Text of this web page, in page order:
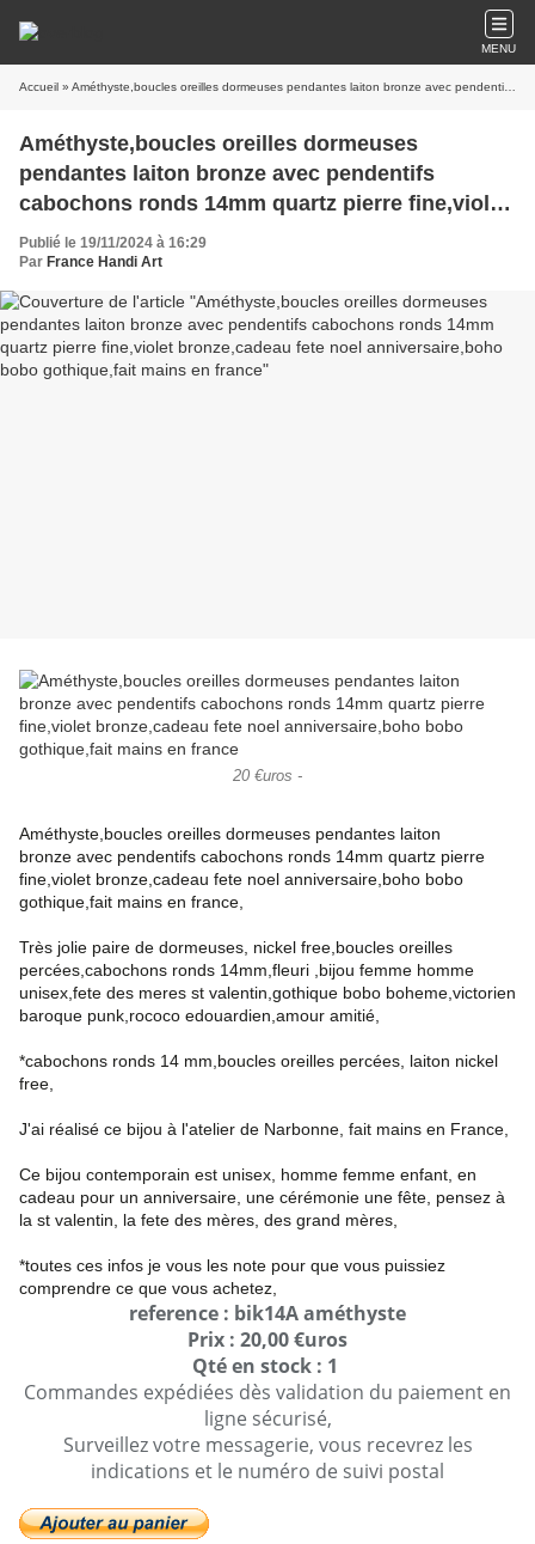
MENU
Accueil » Améthyste,boucles oreilles dormeuses pendantes laiton bronze avec pendentifs cabochons ronds 14mm quartz pierre fine,violet bronze,cadeau fete noel anniversaire,boho bobo gothique,fait mains en france
Améthyste,boucles oreilles dormeuses
pendantes laiton bronze avec pendentifs
cabochons ronds 14mm quartz pierre fine,violet
bronze,cadeau fete noel anniversaire,boho bobo
gothique,fait mains en france
Publié le 19/11/2024 à 16:29
Par France Handi Art
20 €uros -
Améthyste,boucles oreilles dormeuses pendantes laiton
bronze avec pendentifs cabochons ronds 14mm quartz pierre
fine,violet bronze,cadeau fete noel anniversaire,boho bobo
gothique,fait mains en france,
Très jolie paire de dormeuses, nickel free,boucles oreilles
percées,cabochons ronds 14mm,fleuri ,bijou femme homme
unisex,fete des meres st valentin,gothique bobo boheme,victorien
baroque punk,rococo edouardien,amour amitié,
*cabochons ronds 14 mm,boucles oreilles percées, laiton nickel
free,
J'ai réalisé ce bijou à l'atelier de Narbonne, fait mains en France,
Ce bijou contemporain est unisex, homme femme enfant, en
cadeau pour un anniversaire, une cérémonie une fête, pensez à
la st valentin, la fete des mères, des grand mères,
*toutes ces infos je vous les note pour que vous puissiez
comprendre ce que vous achetez,
reference : bik14A améthyste
Prix : 20,00 €uros
Qté en stock : 1
Commandes expédiées dès validation du paiement en
ligne sécurisé,
Surveillez votre messagerie, vous recevrez les
indications et le numéro de suivi postal